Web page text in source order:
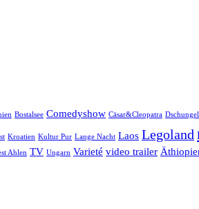
Bostalsee Comedyshow Cäsar&Cleopatra
Kroatien Kultur Pur Lange Nacht Laos Legoland
Ahlen TV Ungarn Varieté video trailer